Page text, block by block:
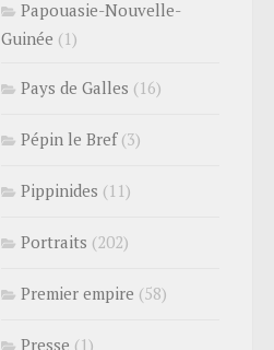
Papouasie-Nouvelle-
Guinée (1)
Pays de Galles (16)
Pépin le Bref(3)
Pippinides (11)
Portraits (202)
Premier empire (58)
Presse (1)